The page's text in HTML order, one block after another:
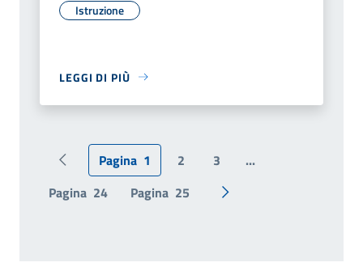
Istruzione
LEGGI DI PIÙ
Pagina precedente
Pagina 1 2 3
...
Pagina 24 Pagina 25 Pagina successiva